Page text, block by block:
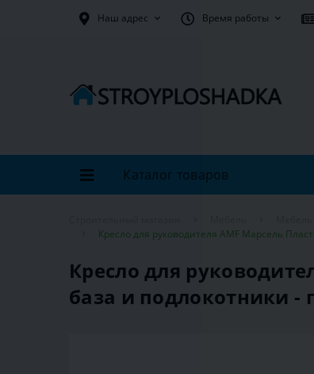
Наш адрес Время работы
Каталог товаров
Кресло для руководителя AMF Марсель
Кресло для
база и подлокотники -